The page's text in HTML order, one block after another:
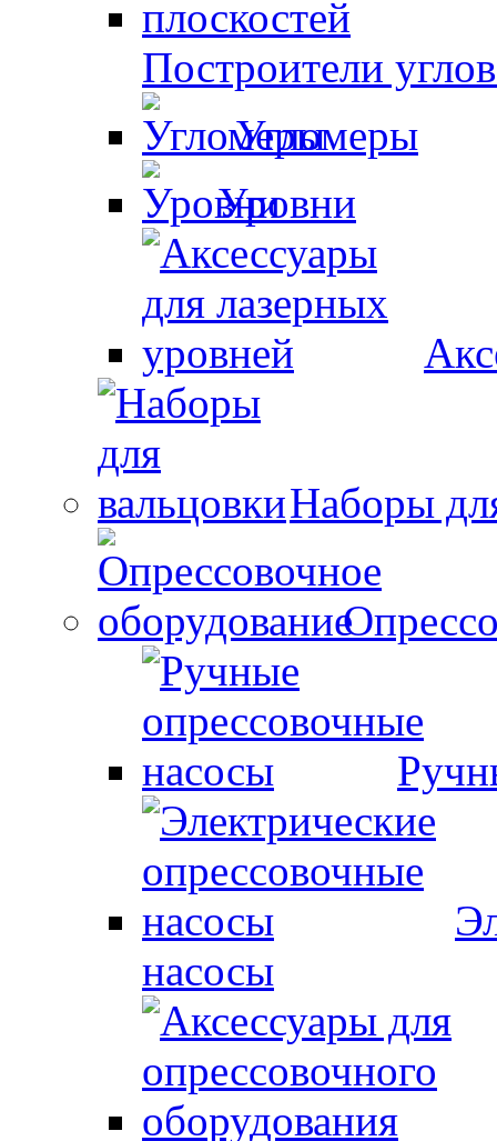
Построители
Угломеры
Уровни
Наборы
насосы